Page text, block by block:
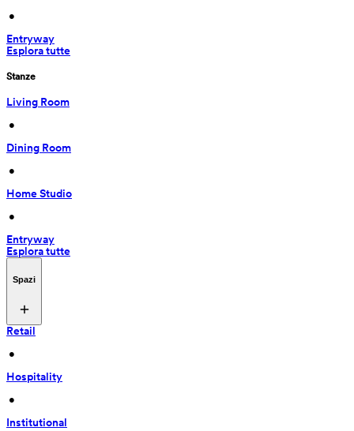
•
Entryway
Esplora tutte
Stanze
Living Room
•
Dining Room
•
Home Studio
•
Entryway
Esplora tutte
Spazi
Retail
•
Hospitality
•
Institutional